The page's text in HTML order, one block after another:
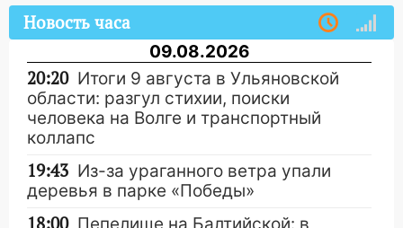
Новость часа
09.08.2026
20:20 Итоги 9 августа в Ульяновской
области: разгул стихии, поиски
человека на Волге и транспортный
коллапс
19:43 Из-за ураганного ветра упали
деревья в парке «Победы»